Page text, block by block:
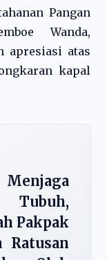
Pangan
Wanda,
apresiasi atas
kapal
Pakpak
Ratusan